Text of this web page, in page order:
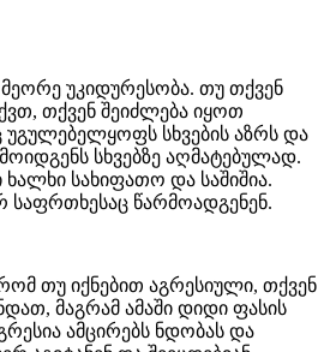
უკიდურესობა. თუ თქვენ
თქვენ შეიძლება იყოთ
სხვების აზრს და
სხვებზე აღმატებულად.
სახიფათო და საშიშია.
საფრთხესაც წარმოადგენენ.
თუ იქნებით აგრესიული, თქვენ
მაგრამ ამაში დიდი ფასის
ამცირებს ნდობას და